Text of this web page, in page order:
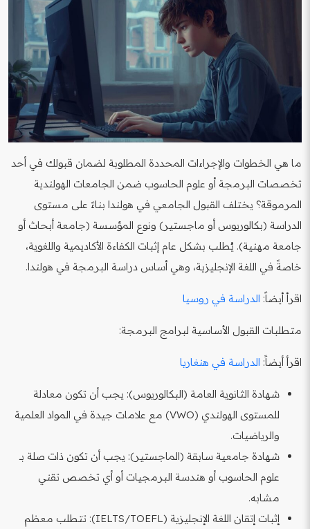
ما هي الخطوات والإجراءات المحددة المطلوبة لضمان قبولك في أحد
تخصصات البرمجة أو علوم الحاسوب ضمن الجامعات الهولندية
المرموقة؟ يختلف القبول الجامعي في هولندا بناءً على مستوى
الدراسة (بكالوريوس أو ماجستير) ونوع المؤسسة (جامعة أبحاث أو
جامعة مهنية). يُطلب بشكل عام إثبات الكفاءة الأكاديمية واللغوية،
خاصةً في اللغة الإنجليزية، وهي أساس دراسة البرمجة في هولندا.
اقرأ أيضاً: الدراسة في روسيا
متطلبات القبول الأساسية لبرامج البرمجة:
اقرأ أيضاً: الدراسة في هنغاريا
شهادة الثانوية العامة (البكالوريوس): يجب أن تكون معادلة
للمستوى الهولندي (VWO) مع علامات جيدة في المواد العلمية
والرياضيات.
شهادة جامعية سابقة (الماجستير): يجب أن تكون ذات صلة بـ
علوم الحاسوب أو هندسة البرمجيات أو أي تخصص تقني
مشابه.
إثبات إتقان اللغة الإنجليزية (IELTS/TOEFL): تتطلب معظم